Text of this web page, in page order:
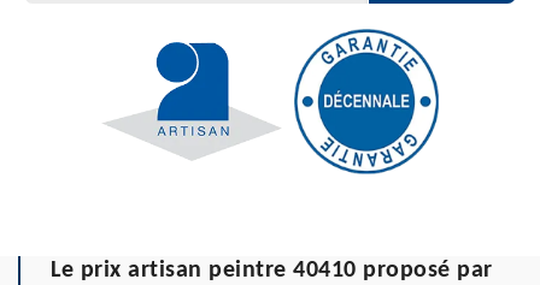
Le prix artisan peintre 40410 proposé par